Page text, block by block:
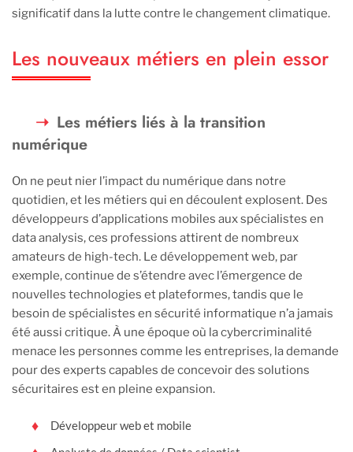
significatif dans la lutte contre le changement climatique.
Les nouveaux métiers en plein essor
Les métiers liés à la transition
numérique
On ne peut nier l’impact du numérique dans notre
quotidien, et les métiers qui en découlent explosent. Des
développeurs d’applications mobiles aux spécialistes en
data analysis, ces professions attirent de nombreux
amateurs de high-tech. Le développement web, par
exemple, continue de s’étendre avec l’émergence de
nouvelles technologies et plateformes, tandis que le
besoin de spécialistes en sécurité informatique n’a jamais
été aussi critique. À une époque où la cybercriminalité
menace les personnes comme les entreprises, la demande
pour des experts capables de concevoir des solutions
sécuritaires est en pleine expansion.
Développeur web et mobile